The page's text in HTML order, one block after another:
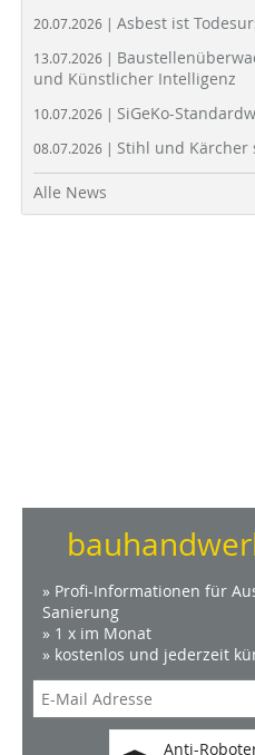
20.07.2026 | Asbest ist
13.07.2026 |
und Künstlicher Intelligenz
10.07.2026 | SiGeKo-
08.07.2026 | Stihl und Kärcher
Alle News
» Profi-Informationen für
Sanierung
» 1 x im Monat
» kostenlos und jederzeit
Anti-